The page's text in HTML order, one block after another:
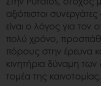
αξιόπιστοι
είναι ο λόγος για τον
πολύ χρόνο,
πόρους στην έρευνα
κινητήρια δύναμη
τομέα της καινοτομίας.